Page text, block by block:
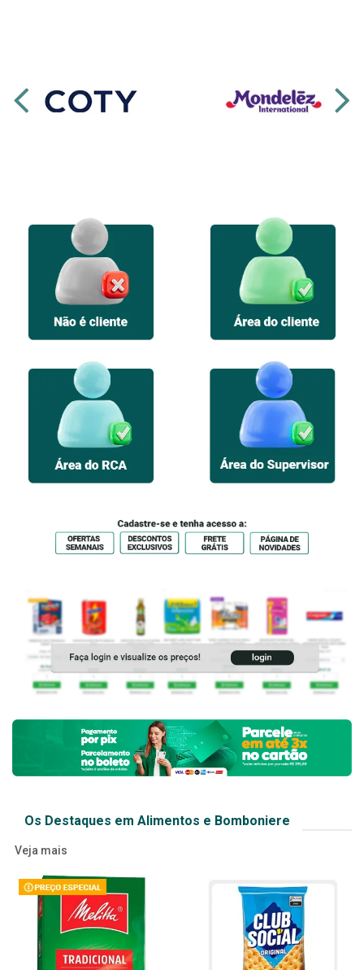
Os Destaques em Alimentos e Bomboniere
Veja mais